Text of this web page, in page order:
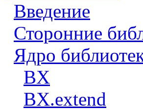
Введение
Сторонние
Ядро
BX
BX.extend